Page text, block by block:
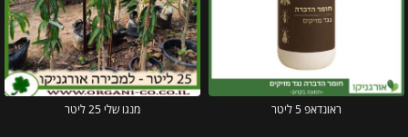
ראונדאפ 5 ליטר מנגו שלי 25 ליטר